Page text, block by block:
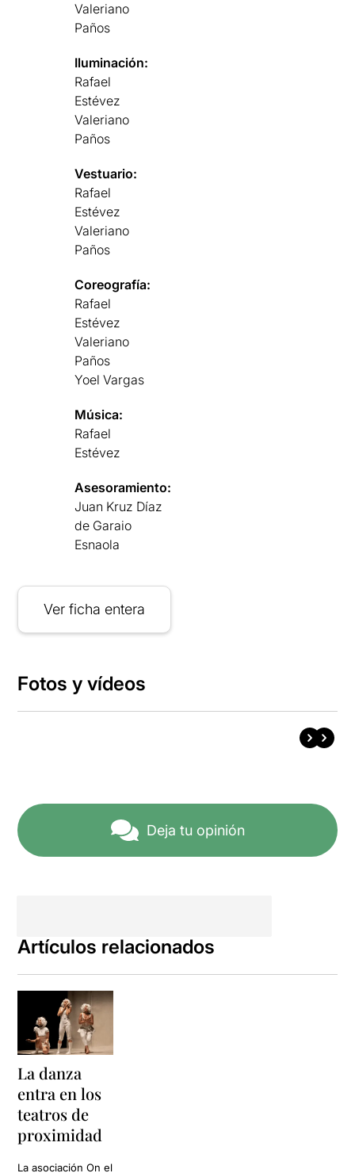
Valeriano
Paños
Iluminación:
Rafael
Estévez
Valeriano
Paños
Vestuario:
Rafael
Estévez
Valeriano
Paños
Coreografía:
Rafael
Estévez
Valeriano
Paños
Yoel Vargas
Música:
Rafael
Estévez
Asesoramiento:
Juan Kruz Díaz
de Garaio
Esnaola
Ver ficha entera
Fotos y vídeos
Deja tu opinión
Artículos relacionados
La danza
entra en los
teatros de
proximidad
La asociación On el